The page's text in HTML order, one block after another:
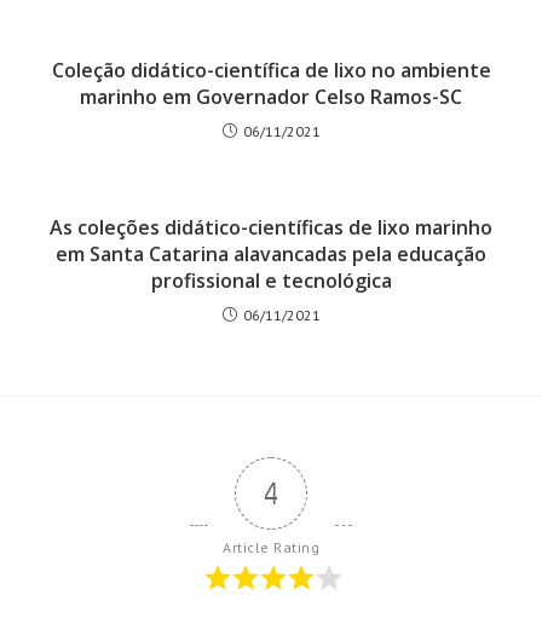
Coleção didático-científica de lixo no ambiente
marinho em Governador Celso Ramos-SC
06/11/2021
As coleções didático-científicas de lixo marinho
em Santa Catarina alavancadas pela educação
profissional e tecnológica
06/11/2021
4
Article Rating